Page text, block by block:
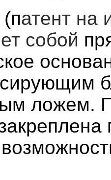
атент на
собой
ложем.